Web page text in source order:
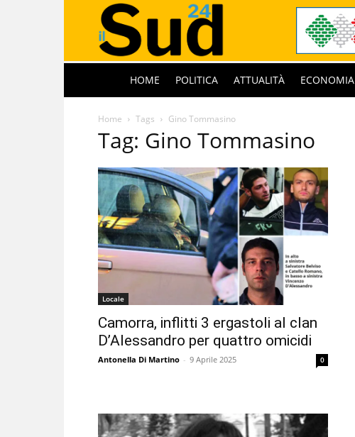
HOME POLITICA ATTUALITÀ ECONOMIA
Home Tags Gino Tommasino
Tag: Gino Tommasino
Locale
Camorra, inflitti 3 ergastoli al clan
D’Alessandro per quattro omicidi
Antonella Di Martino - 9 Aprile 2025 0